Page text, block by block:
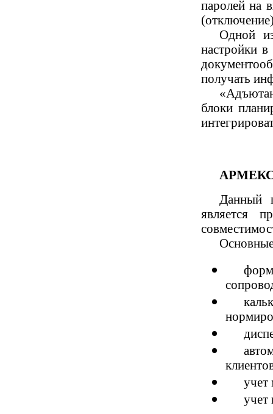
паролей на
Одной
настройки
получать
блоки
Данный
является
учет
учет